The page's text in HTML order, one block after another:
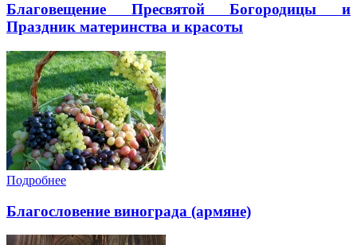
Благовещение Пресвятой Богородицы и
Праздник материнства и красоты
Подробнее
Благословение винограда (армяне)